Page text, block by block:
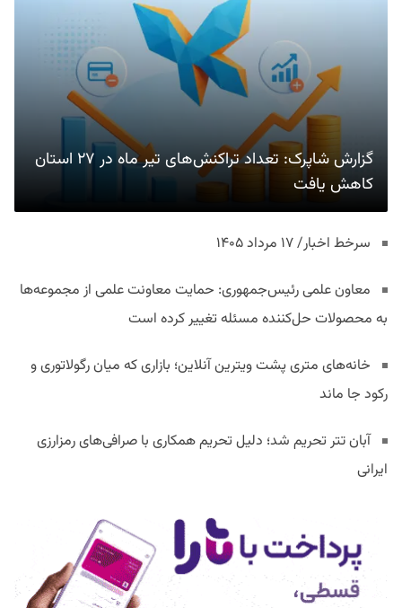
گزارش شاپرک: تعداد تراکنش‌های تیر ماه در ۲۷ استان‌
کاهش یافت
سرخط اخبار/ ۱۷ مرداد ۱۴۰۵
معاون علمی رئیس‌جمهوری: حمایت معاونت علمی از مجموعه‌ها
به محصولات حل‌کننده مسئله تغییر کرده است
خانه‌های متری پشت ویترین آنلاین؛ بازاری که میان رگولاتوری و
رکود جا ماند
آبان تتر تحریم شد؛ دلیل تحریم همکاری با صرافی‌های رمزارزی
ایرانی